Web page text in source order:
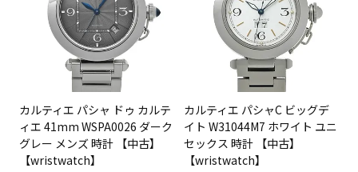
カルティエ パシャ ドゥ カルテ
ィエ 41mm WSPA0026 ダーク
グレー メンズ 時計 【中古】
【wristwatch】
カルティエ パシャC ビッグデ
イト W31044M7 ホワイト ユニ
セックス 時計 【中古】
【wristwatch】